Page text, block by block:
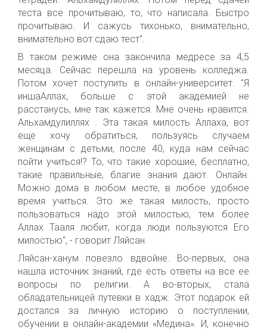
теста все прочитываю, то, что написала. Быстро
прочитываю. И сажусь тихонько, внимательно,
внимательно вот сдаю тест".
В таком режиме она закончила медресе за 4,5
месяца. Сейчас перешла на уровень колледжа.
Потом хочет поступить в онлайн-университет. "Я
иншаАллах, больше с этой академией не
расстанусь, мне так кажется. Мне очень нравится.
Альхамдулиллях . Эта такая милость Аллаха, вот
еще хочу обратиться, пользуясь случаем
женщинам с детьми, после 40, куда нам сейчас
пойти учиться!? То, что такие хорошие, бесплатно,
такие правильные, благие знания дают. Онлайн.
Можно дома в любом месте, в любое удобное
время учиться. Это же такая милость, просто
пользоваться надо этой милостью, тем более
Аллах Тааля любит, когда люди пользуются Его
милостью", - говорит Ляйсан.
Ляйсан-ханум повезло вдвойне. Во-первых, она
нашла источник знаний, где есть ответы на все ее
вопросы по религии. А во-вторых, стала
обладательницей путевки в хадж. Этот подарок ей
достался за личную историю о поступлении,
обучении в онлайн-академии «Медина». И, конечно